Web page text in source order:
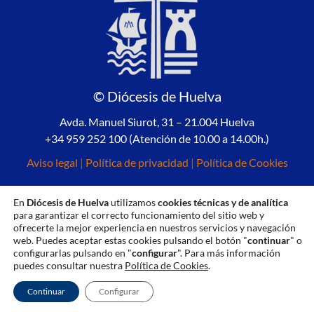
© Diócesis de Huelva
Avda. Manuel Siurot, 31 – 21.004 Huelva
+34 959 252 100 (Atención de 10.00 a 14.00h.)
Aviso legal | Política de privacidad | Política de Cookies
En Diócesis de Huelvautilizamoscookies técnicas y de analítica
para garantizar el correcto funcionamiento del sitio web y
ofrecerte la mejor experiencia en nuestros servicios y navegación
web. Puedes aceptar estas cookies pulsando el botón "continuar" o
configurarlas pulsando en "configurar". Para más información
puedes consultar nuestra Política de Cookies.
Continuar Configurar